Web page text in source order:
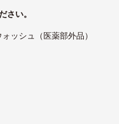
さい。
ッシュ（医薬部外品）